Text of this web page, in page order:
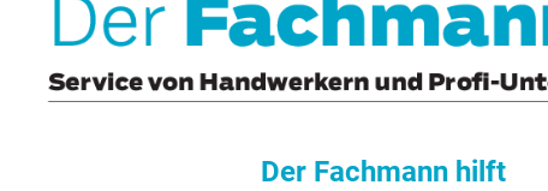
Der Fachmann hilft